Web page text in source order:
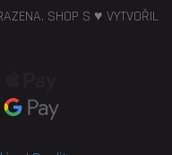
SHOP S ♥ VYTVOŘIL